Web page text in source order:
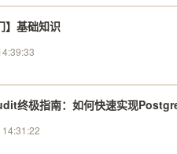
】基础知识
终极指南：如何快速实现